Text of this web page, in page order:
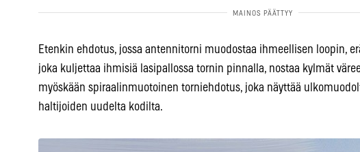
Etenkin ehdotus, jossa antennitorni muodostaa ihmeellisen loopin,
joka kuljettaa ihmisiä lasipallossa tornin pinnalla, nostaa kylmät
myöskään spiraalinmuotoinen torniehdotus, joka näyttää
haltijoiden uudelta kodilta.